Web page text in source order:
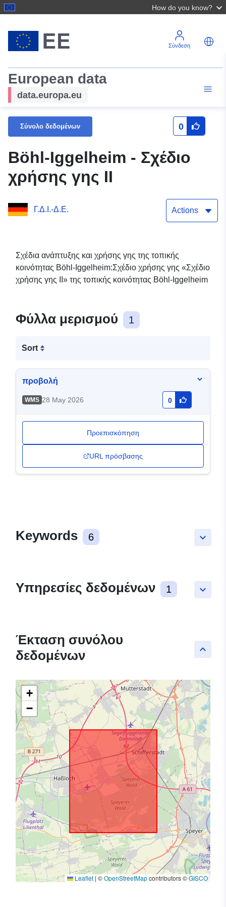
How do you know?
Σύνδεση
European data
data.europa.eu
Σύνολο δεδομένων 0
Böhl-Iggelheim - Σχέδιο
χρήσης γης II
Γ.Δ.Ι.-Δ.Ε. Actions
Σχέδια ανάπτυξης και χρήσης γης της τοπικής
κοινότητας Böhl-Iggelheim:Σχέδιο χρήσης γης «Σχέδιο
χρήσης γης II» της τοπικής κοινότητας Böhl-Iggelheim
Φύλλα μερισμού 1
Sort
προβολή
WMS 28 May 2026 0
Προεπισκόπηση
URL πρόσβασης
keyboard_arrow_down
Keywords 6
keyboard_arrow_down
Υπηρεσίες δεδομένων 1
keyboard_arrow_up
Έκταση συνόλου
δεδομένων
+
−
Leaflet | ©OpenStreetMapcontributors ©GISCO